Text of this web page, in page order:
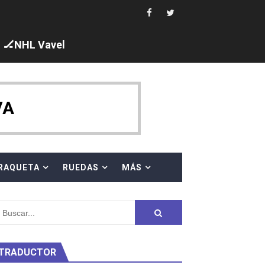
cuarto oro
Project
dominan el Europeo
se reparten el botín y Caetano Horta y Rodrigo Conde
decacampeonas y quinto oro consecutivo
Champion
🏒NHL Vavel
RAQUETA RUEDAS MÁS